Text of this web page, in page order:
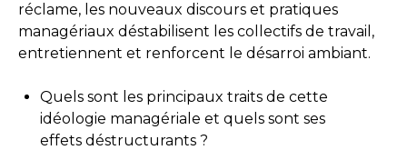
réclame, les nouveaux discours et pratiques
managériaux déstabilisent les collectifs de travail,
entretiennent et renforcent le désarroi ambiant.
Quels sont les principaux traits de cette
idéologie managériale et quels sont ses
effets déstructurants ?